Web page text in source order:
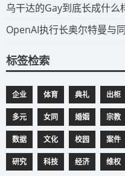
乌干达的Gay到底长成什么
​OpenAI执行长奥尔特曼与
标签检索
企业 体育 典礼 出柜
多元 女同 婚姻 宗教
数据 文化 校园 案件
研究 科技 经济 维权